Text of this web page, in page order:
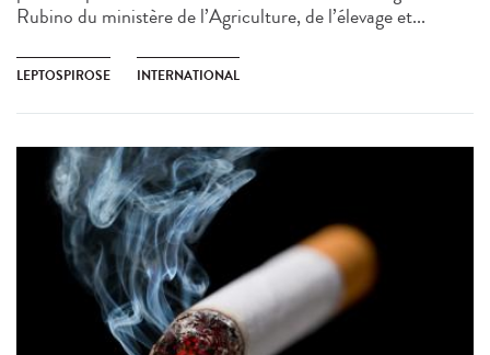
Rubino du ministère de l’Agriculture, de l’élevage et...
LEPTOSPIROSE INTERNATIONAL